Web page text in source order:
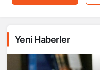
Yeni Haberler